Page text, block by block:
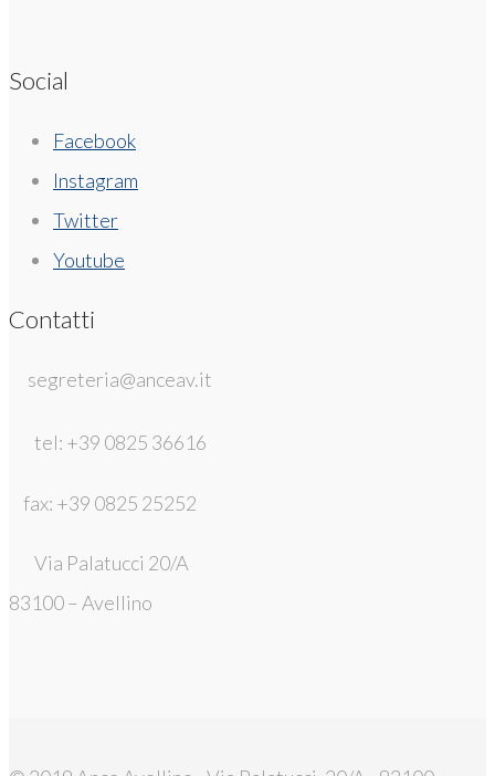
Social
Facebook
Instagram
Twitter
Youtube
Contatti
segreteria@anceav.it
tel: +39 0825 36616
fax: +39 0825 25252
Via Palatucci 20/A
83100 – Avellino